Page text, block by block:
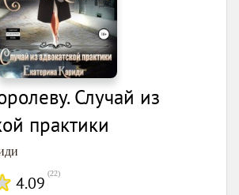
Случай из
практики
4.09 (22)